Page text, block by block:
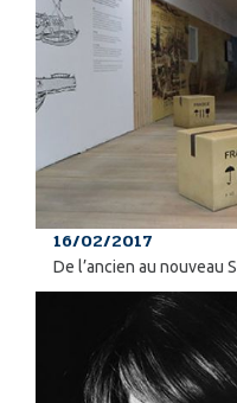
16/02/2017
De l’ancien au nouveau